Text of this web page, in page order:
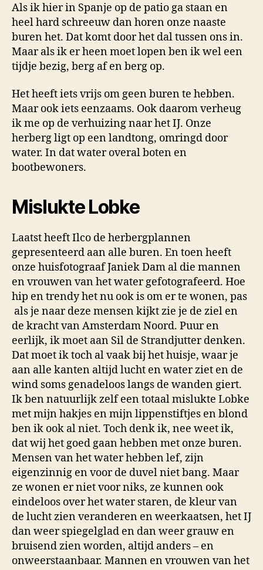
Als ik hier in Spanje op de patio ga staan en
heel hard schreeuw dan horen onze naaste
buren het. Dat komt door het dal tussen ons in.
Maar als ik er heen moet lopen ben ik wel een
tijdje bezig, berg af en berg op.
Het heeft iets vrijs om geen buren te hebben.
Maar ook iets eenzaams. Ook daarom verheug
ik me op de verhuizing naar het IJ. Onze
herberg ligt op een landtong, omringd door
water. In dat water overal boten en
bootbewoners.
Mislukte Lobke
Laatst heeft Ilco de herbergplannen
gepresenteerd aan alle buren. En toen heeft
onze huisfotograaf Janiek Dam al die mannen
en vrouwen van het water gefotografeerd. Hoe
hip en trendy het nu ook is om er te wonen, pas
als je naar deze mensen kijkt zie je de ziel en
de kracht van Amsterdam Noord. Puur en
eerlijk, ik moet aan Sil de Strandjutter denken.
Dat moet ik toch al vaak bij het huisje, waar je
aan alle kanten altijd lucht en water ziet en de
wind soms genadeloos langs de wanden giert.
Ik ben natuurlijk zelf een totaal mislukte Lobke
met mijn hakjes en mijn lippenstiftjes en blond
ben ik ook al niet. Toch denk ik, nee weet ik,
dat wij het goed gaan hebben met onze buren.
Mensen van het water hebben lef, zijn
eigenzinnig en voor de duvel niet bang. Maar
ze wonen er niet voor niks, ze kunnen ook
eindeloos over het water staren, de kleur van
de lucht zien veranderen en weerkaatsen, het IJ
dan weer spiegelglad en dan weer grauw en
bruisend zien worden, altijd anders – en
onweerstaanbaar. Mannen en vrouwen van het